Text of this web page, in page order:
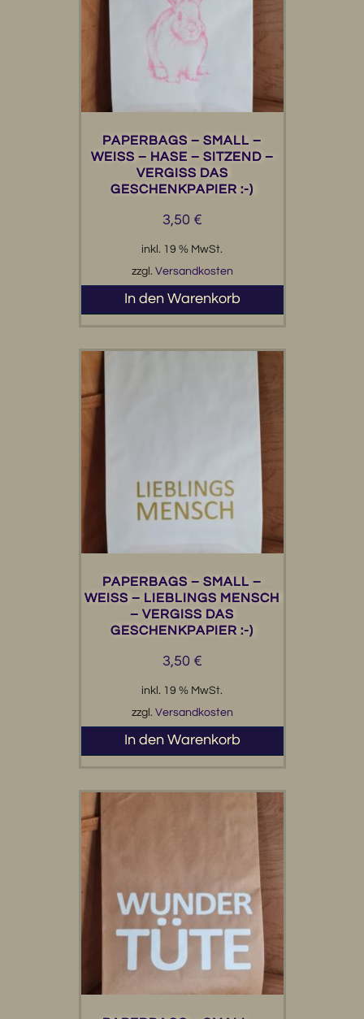
PAPERBAGS – SMALL –
WEISS – HASE – SITZEND –
VERGISS DAS
GESCHENKPAPIER :-)
3,50 €
inkl. 19 % MwSt.
zzgl. Versandkosten
In den Warenkorb
PAPERBAGS – SMALL –
WEISS – LIEBLINGS MENSCH
– VERGISS DAS
GESCHENKPAPIER :-)
3,50 €
inkl. 19 % MwSt.
zzgl. Versandkosten
In den Warenkorb